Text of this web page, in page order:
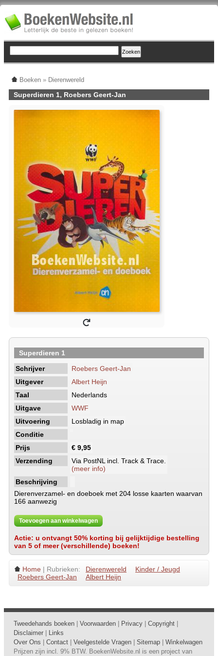
Boeken » Dierenwereld
Superdieren 1, Roebers Geert-Jan
Superdieren 1
Schrijver
Roebers Geert-Jan
Uitgever
Albert Heijn
Taal
Nederlands
Uitgave
WWF
Uitvoering
Losbladig in map
Conditie
Prijs
€ 9,95
Verzending
Via PostNL incl. Track & Trace.
(meer info)
Beschrijving
Dierenverzamel- en doeboek met 204 losse kaarten waarvan
166 aanwezig
Toevoegen aan winkelwagen
Actie: u ontvangt 50% korting bij gelijktijdige bestelling
van 5 of meer (verschillende) boeken!
Home | Rubrieken: Dierenwereld
Kinder / Jeugd
Roebers Geert-Jan
Albert Heijn
Tweedehands boeken Voorwaarden Privacy Copyright
Disclaimer
Links
Over Ons
Contact Veelgestelde Vragen Sitemap
Winkelwagen
Prijzen zijn incl. 9% BTW. BoekenWebsite.nl is een project van